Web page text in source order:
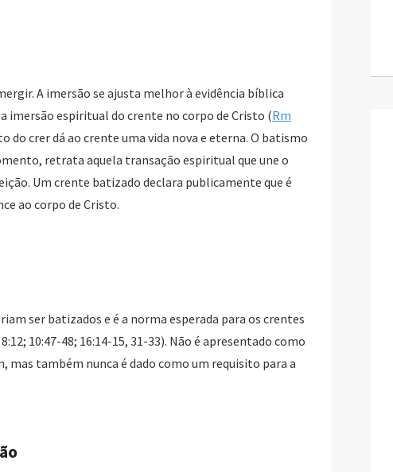
A imersão se ajusta melhor à evidência bíblica
imersão espiritual do crente no corpo de Cristo (Rm
crer dá ao crente uma vida nova e eterna. O batismo
retrata aquela transação espiritual que une o
Um crente batizado declara publicamente que é
ao corpo de Cristo.
ser batizados e é a norma esperada para os crentes
10:47-48; 16:14-15, 31-33). Não é apresentado como
mas também nunca é dado como um requisito para a